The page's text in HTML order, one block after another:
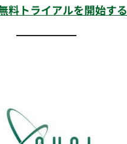
料トライアルを開始する